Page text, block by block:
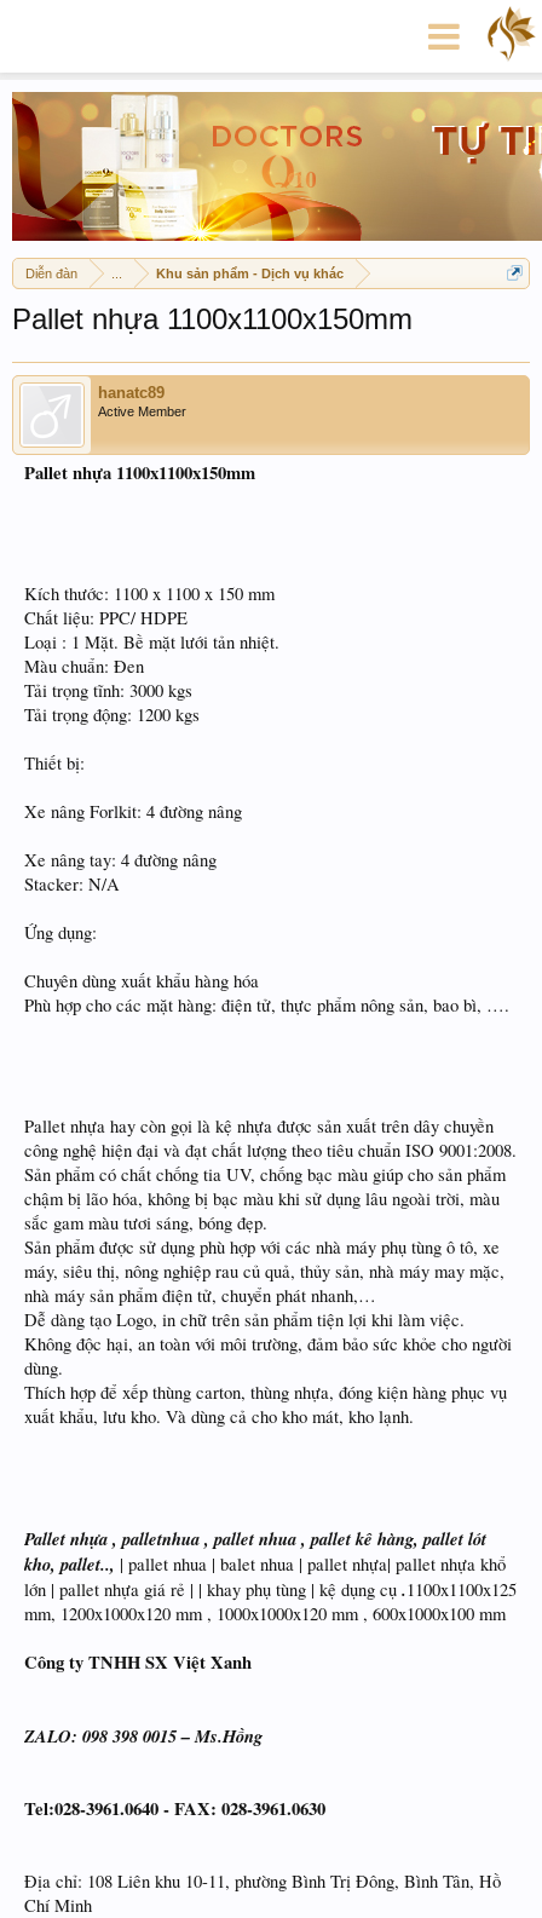
Diễn đàn Khu sản phẩm - Dịch vụ khác
Pallet nhựa 1100x1100x150mm
hanatc89
Active Member
Pallet nhựa 1100x1100x150mm
Kích thước: 1100 x 1100 x 150 mm
Chất liệu: PPC/ HDPE
Loại : 1 Mặt. Bề mặt lưới tản nhiệt.
Màu chuẩn: Đen
Tải trọng tĩnh: 3000 kgs
Tải trọng động: 1200 kgs
Thiết bị:
Xe nâng Forlkit: 4 đường nâng
Xe nâng tay: 4 đường nâng
Stacker: N/A
Ứng dụng:
Chuyên dùng xuất khẩu hàng hóa
Phù hợp cho các mặt hàng: điện tử, thực phẩm nông sản, bao bì, ….
Pallet nhựa hay còn gọi là kệ nhựa được sản xuất trên dây chuyền
công nghệ hiện đại và đạt chất lượng theo tiêu chuẩn ISO 9001:2008.
Sản phẩm có chất chống tia UV, chống bạc màu giúp cho sản phẩm
chậm bị lão hóa, không bị bạc màu khi sử dụng lâu ngoài trời, màu
sắc gam màu tươi sáng, bóng đẹp.
Sản phẩm được sử dụng phù hợp với các nhà máy phụ tùng ô tô, xe
máy, siêu thị, nông nghiệp rau củ quả, thủy sản, nhà máy may mặc,
nhà máy sản phẩm điện tử, chuyển phát nhanh,…
Dễ dàng tạo Logo, in chữ trên sản phẩm tiện lợi khi làm việc.
Không độc hại, an toàn với môi trường, đảm bảo sức khỏe cho người
dùng.
Thích hợp để xếp thùng carton, thùng nhựa, đóng kiện hàng phục vụ
xuất khẩu, lưu kho. Và dùng cả cho kho mát, kho lạnh.
Pallet nhựa , palletnhua , pallet nhua , pallet kê hàng, pallet lót
kho, pallet.., | pallet nhua | balet nhua | pallet nhựa| pallet nhựa khổ
lớn | pallet nhựa giá rẻ | | khay phụ tùng | kệ dụng cụ .1100x1100x125
mm, 1200x1000x120 mm , 1000x1000x120 mm , 600x1000x100 mm
Công ty TNHH SX Việt Xanh
ZALO: 098 398 0015 – Ms.Hồng
Tel:028-3961.0640 - FAX: 028-3961.0630
Địa chỉ: 108 Liên khu 10-11, phường Bình Trị Đông, Bình Tân, Hồ
Chí Minh